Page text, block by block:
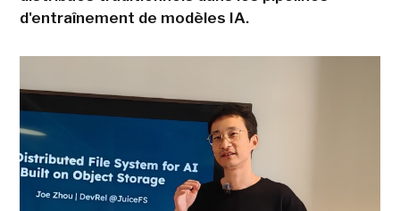
d'entraînement de modèles IA.